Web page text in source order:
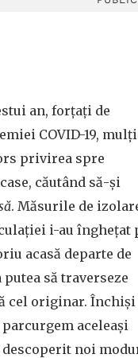
an, forțați de
COVID-19, mulți
privirea spre
căutând să-și
. Măsurile de
i-au înghețat
acasă departe de
putea să traverseze
cel originar.
aceleași
descoperit noi